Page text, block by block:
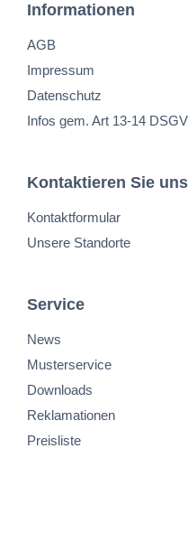
Informationen
AGB
Impressum
Datenschutz
Infos gem. Art 13-14
Kontaktieren Sie uns
Kontaktformular
Unsere Standorte
Service
News
Musterservice
Downloads
Reklamationen
Preisliste